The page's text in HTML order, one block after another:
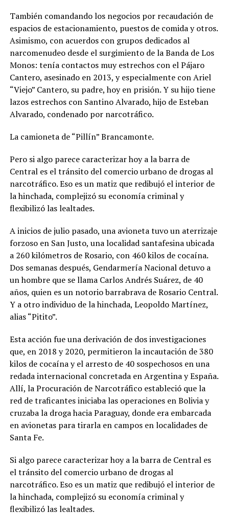
También comandando los negocios por recaudación de
espacios de estacionamiento, puestos de comida y otros.
Asimismo, con acuerdos con grupos dedicados al
narcomenudeo desde el surgimiento de la Banda de Los
Monos: tenía contactos muy estrechos con el Pájaro
Cantero, asesinado en 2013, y especialmente con Ariel
“Viejo” Cantero, su padre, hoy en prisión. Y su hijo tiene
lazos estrechos con Santino Alvarado, hijo de Esteban
Alvarado, condenado por narcotráfico.
La camioneta de “Pillín” Brancamonte.
Pero si algo parece caracterizar hoy a la barra de
Central es el tránsito del comercio urbano de drogas al
narcotráfico. Eso es un matiz que redibujó el interior de
la hinchada, complejizó su economía criminal y
flexibilizó las lealtades.
A inicios de julio pasado, una avioneta tuvo un aterrizaje
forzoso en San Justo, una localidad santafesina ubicada
a 260 kilómetros de Rosario, con 460 kilos de cocaína.
Dos semanas después, Gendarmería Nacional detuvo a
un hombre que se llama Carlos Andrés Suárez, de 40
años, quien es un notorio barrabrava de Rosario Central.
Y a otro individuo de la hinchada, Leopoldo Martínez,
alias “Pitito”.
Esta acción fue una derivación de dos investigaciones
que, en 2018 y 2020, permitieron la incautación de 380
kilos de cocaína y el arresto de 40 sospechosos en una
redada internacional concretada en Argentina y España.
Allí, la Procuración de Narcotráfico estableció que la
red de traficantes iniciaba las operaciones en Bolivia y
cruzaba la droga hacia Paraguay, donde era embarcada
en avionetas para tirarla en campos en localidades de
Santa Fe.
Si algo parece caracterizar hoy a la barra de Central es
el tránsito del comercio urbano de drogas al
narcotráfico. Eso es un matiz que redibujó el interior de
la hinchada, complejizó su economía criminal y
flexibilizó las lealtades.